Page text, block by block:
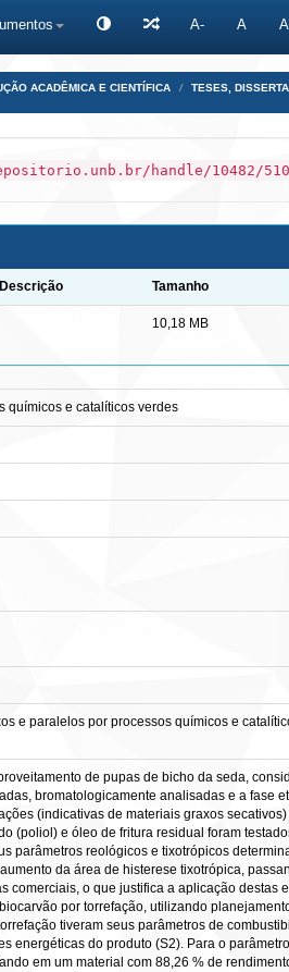
A- A
ACADÊMICA E CIENTÍFICA TESES,
handle/10482/
Descrição Tamanho
10,18 MB
químicos e catalíticos verdes
e paralelos por processos químicos e
de pupas de bicho da seda,
bromatologicamente analisadas e a fase
(indicativas de materiais graxos
(poliol) e óleo de fritura residual foram
parâmetros reológicos e tixotrópicos
da área de histerese tixotrópica,
o que justifica a aplicação destas
por torrefação, utilizando
tiveram seus parâmetros de
energéticas do produto (S2). Para o
em um material com 88,26 % de